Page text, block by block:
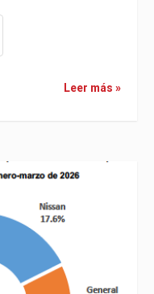
Leer más »